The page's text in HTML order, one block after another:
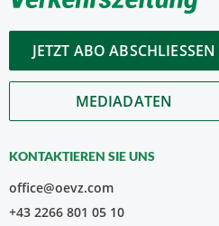
JETZT ABO ABSCHLIESSEN
MEDIADATEN
KONTAKTIEREN SIE UNS
office@oevz.com
+43 2266 801 05 10